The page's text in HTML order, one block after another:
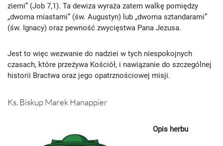
ziemi” (Job 7,1). Ta dewiza wyraża zatem walkę pomiędzy
„dwoma miastami” (św. Augustyn) lub „dwoma sztandarami”
(św. Ignacy) oraz pewność zwycięstwa Pana Jezusa.
Jest to więc wezwanie do nadziei w tych niespokojnych
czasach, które przeżywa Kościół, i nawiązanie do szczególnej
historii Bractwa oraz jego opatrznościowej misji.
Ks. Biskup Marek Hanappier
Opis herbu